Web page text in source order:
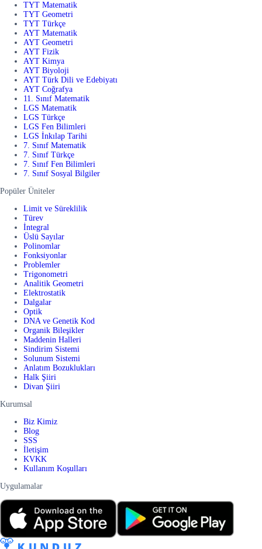
TYT Matematik
TYT Geometri
TYT Türkçe
AYT Matematik
AYT Geometri
AYT Fizik
AYT Kimya
AYT Biyoloji
AYT Türk Dili ve Edebiyatı
AYT Coğrafya
11. Sınıf Matematik
LGS Matematik
LGS Türkçe
LGS Fen Bilimleri
LGS İnkılap Tarihi
7. Sınıf Matematik
7. Sınıf Türkçe
7. Sınıf Fen Bilimleri
7. Sınıf Sosyal Bilgiler
Popüler Üniteler
Limit ve Süreklilik
Türev
İntegral
Üslü Sayılar
Polinomlar
Fonksiyonlar
Problemler
Trigonometri
Analitik Geometri
Elektrostatik
Dalgalar
Optik
DNA ve Genetik Kod
Organik Bileşikler
Maddenin Halleri
Sindirim Sistemi
Solunum Sistemi
Anlatım Bozuklukları
Halk Şiiri
Divan Şiiri
Kurumsal
Biz Kimiz
Blog
SSS
İletişim
KVKK
Kullanım Koşulları
Uygulamalar